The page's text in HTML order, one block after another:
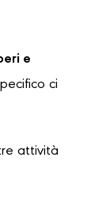
e
ci
attività